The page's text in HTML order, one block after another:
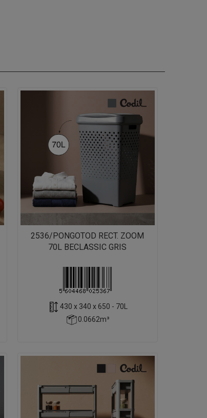
2536/PONGOTOD RECT. ZOOM
70L BECLASSIC GRIS
430 x 340 x 650 - 70L
0.0662m³